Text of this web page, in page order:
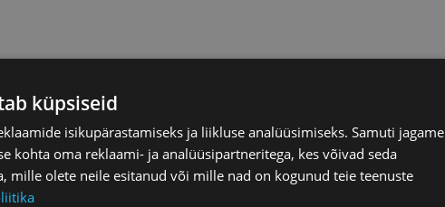
valdkonnas alates 2013. aastast.
karjääricoachina mõtestada enda tänast ja
küpsiseid
isikupärastamiseks ja liikluse analüüsimiseks. Samuti jagame
kohta oma reklaami- ja analüüsipartneritega, kes võivad seda
mille olete neile esitanud või mille nad on kogunud teie teenuste